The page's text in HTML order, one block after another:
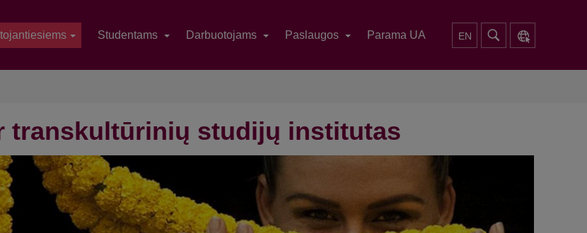
Studentams Darbuotojams Paslaugos Parama UA EN
transkultūrinių studijų institutas